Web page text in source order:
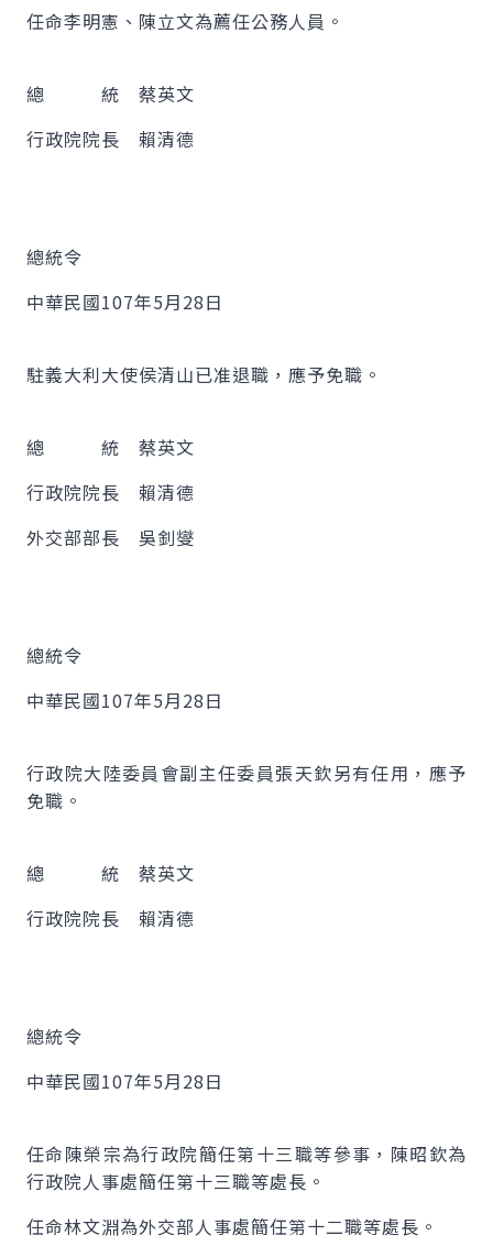
任命李明憲、陳立文為薦任公務人員。
總 統 蔡英文
行政院院長 賴清德
總統令
中華民國107年5月28日
駐義大利大使侯清山已准退職，應予免職。
總 統 蔡英文
行政院院長 賴清德
外交部部長 吳釗燮
總統令
中華民國107年5月28日
行政院大陸委員會副主任委員張天欽另有任用，應予
免職。
總 統 蔡英文
行政院院長 賴清德
總統令
中華民國107年5月28日
任命陳榮宗為行政院簡任第十三職等參事，陳昭欽為
行政院人事處簡任第十三職等處長。
任命林文淵為外交部人事處簡任第十二職等處長。